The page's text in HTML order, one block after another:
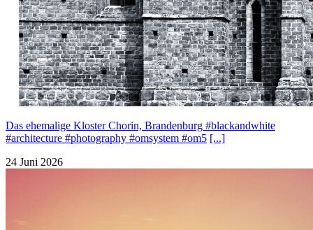
Das ehemalige Kloster Chorin, Brandenburg #blackandwhite
#architecture #photography #omsystem #om5 [...]
24 Juni 2026